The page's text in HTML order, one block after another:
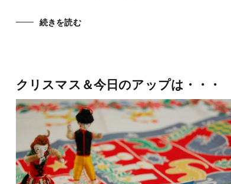
続きを読む
クリスマス＆今日のアップは・・・